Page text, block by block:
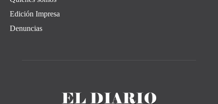
Edición Impresa
Denuncias